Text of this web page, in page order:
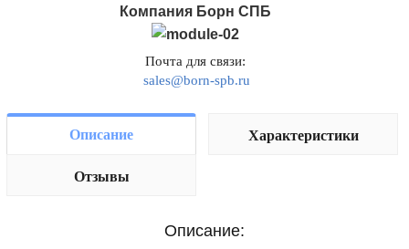
Компания Борн СПБ
Почта для связи:
sales@born-spb.ru
Описание Характеристики
Отзывы
Описание: